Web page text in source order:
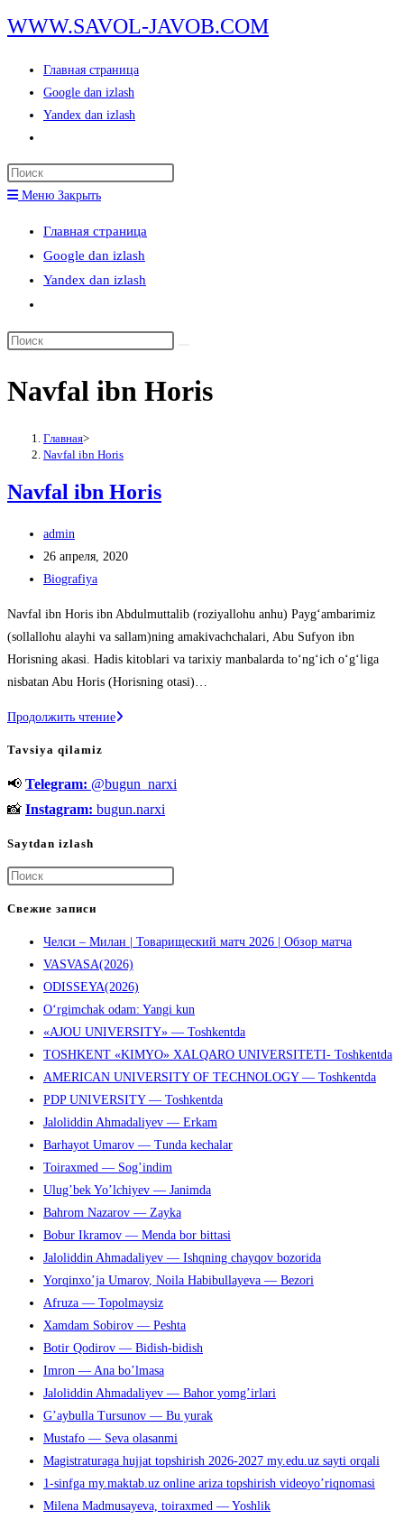
Перейти
к
содержимому
WWW.SAVOL-JAVOB.COM
Главная страница
Google dan izlash
Yandex dan izlash
по
веб-
сайту
Меню Закрыть
Главная страница
Google dan izlash
Yandex dan izlash
по
сайту
Поиск
сайте
Navfal ibn Horis
Главная>
Navfal ibn Horis
Navfal ibn Horis
Автор
записи:
admin
Запись
опубликована:
26 апреля, 2020
Рубрика
Biografiya
Navfal ibn Horis ibn Abdulmuttalib (roziyallohu anhu) Payg‘ambarimiz
(sol­lallohu alayhi va sallam)ning amakivachchalari, Abu Sufyon ibn
Horisning akasi. Hadis kitoblari va tarixiy manbalarda to‘ng‘ich o‘g‘liga
nisbatan Abu Horis (Horisning ota­si)…
Продолжить чтениеNavfal
Tavsiya qilamiz
📢 Telegram: @bugun_narxi
📸 Instagram: bugun.narxi
Saytdan izlash
чтобы
поиска.
Свежие записи
Челси – Милан | Товарищеский матч 2026 | Обзор матча
VASVASA(2026)
ODISSEYA(2026)
O‘rgimchak odam: Yangi kun
«AJOU UNIVERSITY» — Toshkentda
TOSHKENT «KIMYO» XALQARO UNIVERSITETI- Toshkentda
AMERICAN UNIVERSITY OF TECHNOLOGY — Toshkentda
PDP UNIVERSITY — Toshkentda
Jaloliddin Ahmadaliyev — Erkam
Barhayot Umarov — Tunda kechalar
Toiraxmed — Sog’indim
Ulug’bek Yo’lchiyev — Janimda
Bahrom Nazarov — Zayka
Bobur Ikramov — Menda bor bittasi
Jaloliddin Ahmadaliyev — Ishqning chayqov bozorida
Yorqinxo’ja Umarov, Noila Habibullayeva — Bezori
Afruza — Topolmaysiz
Xamdam Sobirov — Peshta
Botir Qodirov — Bidish-bidish
Imron — Ana bo’lmasa
Jaloliddin Ahmadaliyev — Bahor yomg’irlari
G’aybulla Tursunov — Bu yurak
Mustafo — Seva olasanmi
Magistraturaga hujjat topshirish 2026-2027 my.edu.uz sayti orqali
1-sinfga my.maktab.uz online ariza topshirish videoyo’riqnomasi
Milena Madmusayeva, toiraxmed — Yoshlik